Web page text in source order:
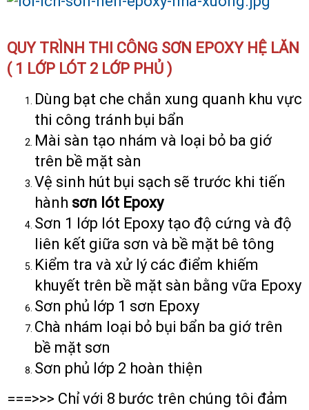
QUY TRÌNH THI CÔNG SƠN EPOXY HỆ LĂN
( 1 LỚP LÓT 2 LỚP PHỦ )
Dùng bạt che chắn xung quanh khu vực
thi công tránh bụi bẩn
Mài sàn tạo nhám và loại bỏ ba giớ
trên bề mặt sàn
Vệ sinh hút bụi sạch sẽ trước khi tiến
hành sơn lót Epoxy
Sơn 1 lớp lót Epoxy tạo độ cứng và độ
liên kết giữa sơn và bề mặt bê tông
Kiểm tra và xử lý các điểm khiếm
khuyết trên bề mặt sàn bằng vữa Epoxy
Sơn phủ lớp 1 sơn Epoxy
Chà nhám loại bỏ bụi bẩn ba giớ trên
bề mặt sơn
Sơn phủ lớp 2 hoàn thiện
===>>> Chỉ với 8 bước trên chúng tôi đảm